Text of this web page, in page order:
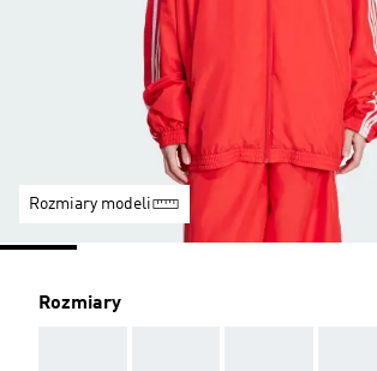
Rozmiary modeli
Rozmiary